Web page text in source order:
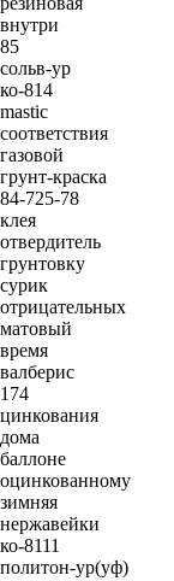
внутри
85
сольв-ур
ко-814
mastic
соответствия
газовой
грунт-краска
84-725-78
клея
отвердитель
грунтовку
сурик
отрицательных
матовый
время
валберис
174
цинкования
дома
баллоне
оцинкованному
зимняя
нержавейки
ко-8111
политон-ур(уф)